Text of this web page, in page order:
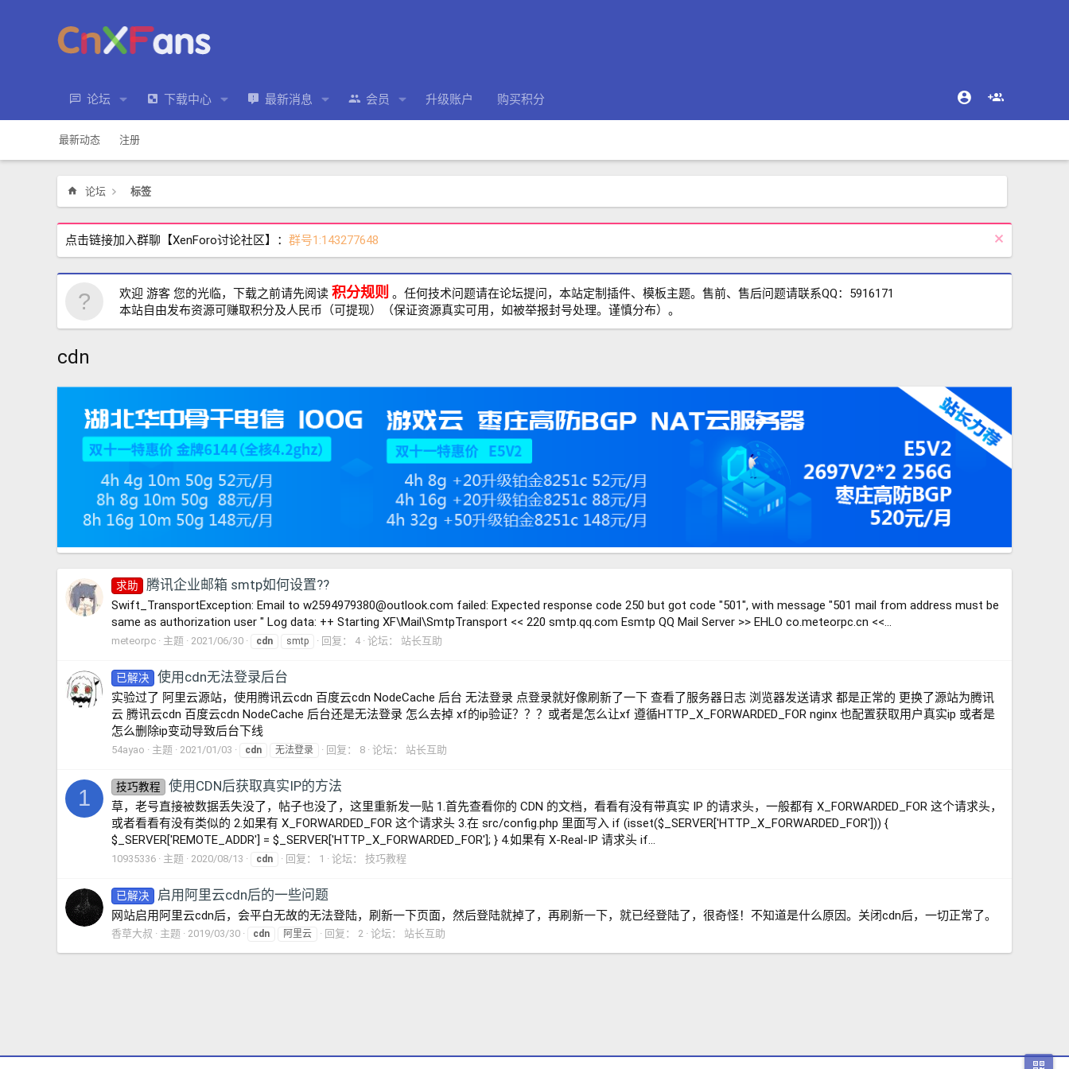
论坛 下载中心 最新消息 会员 升级账户 购买积分
最新动态 注册
论坛 标签
点击链接加入群聊【XenForo讨论社区】： 群号1:143277648
欢迎 游客 您的光临，下载之前请先阅读 积分规则 。任何技术问题请在论坛提问，本站定制插件、模板主题。售前、售后问题请联系QQ：5916171
本站自由发布资源可赚取积分及人民币（可提现）（保证资源真实可用，如被举报封号处理。谨慎分布）。
cdn
求助 腾讯企业邮箱 smtp如何设置??
Swift_TransportException: Email to w2594979380@outlook.com failed: Expected response code 250 but got code "501", with message "501 mail from address must be
same as authorization user " Log data: ++ Starting XF\Mail\SmtpTransport << 220 smtp.qq.com Esmtp QQ Mail Server >> EHLO co.meteorpc.cn <<...
meteorpc 主题 2021/06/30 cdn smtp 回复： 4 论坛： 站长互助
已解决 使用cdn无法登录后台
实验过了 阿里云源站，使用腾讯云cdn 百度云cdn NodeCache 后台 无法登录 点登录就好像刷新了一下 查看了服务器日志 浏览器发送请求 都是正常的 更换了源站为腾讯
云 腾讯云cdn 百度云cdn NodeCache 后台还是无法登录 怎么去掉 xf的ip验证？？？或者是怎么让xf 遵循HTTP_X_FORWARDED_FOR nginx 也配置获取用户真实ip 或者是
怎么删除ip变动导致后台下线
54ayao 主题 2021/01/03 cdn 无法登录 回复： 8 论坛： 站长互助
1 技巧教程 使用CDN后获取真实IP的方法
草，老号直接被数据丢失没了，帖子也没了，这里重新发一贴 1.首先查看你的 CDN 的文档，看看有没有带真实 IP 的请求头，一般都有 X_FORWARDED_FOR 这个请求头，
或者看看有没有类似的 2.如果有 X_FORWARDED_FOR 这个请求头 3.在 src/config.php 里面写入 if (isset($_SERVER['HTTP_X_FORWARDED_FOR'])) {
$_SERVER['REMOTE_ADDR'] = $_SERVER['HTTP_X_FORWARDED_FOR']; } 4.如果有 X-Real-IP 请求头 if...
10935336 主题 2020/08/13 cdn 回复： 1 论坛： 技巧教程
已解决 启用阿里云cdn后的一些问题
网站启用阿里云cdn后，会平白无故的无法登陆，刷新一下页面，然后登陆就掉了，再刷新一下，就已经登陆了，很奇怪！不知道是什么原因。关闭cdn后，一切正常了。
香草大叔 主题 2019/03/30 cdn 阿里云 回复： 2 论坛： 站长互助